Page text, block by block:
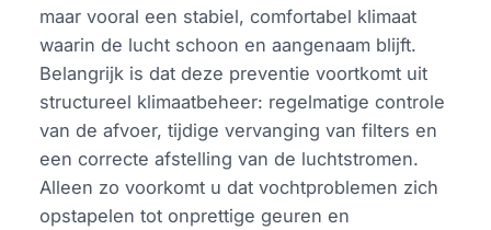
maar vooral een stabiel, comfortabel klimaat
waarin de lucht schoon en aangenaam blijft.
Belangrijk is dat deze preventie voortkomt uit
structureel klimaatbeheer: regelmatige controle
van de afvoer, tijdige vervanging van filters en
een correcte afstelling van de luchtstromen.
Alleen zo voorkomt u dat vochtproblemen zich
opstapelen tot onprettige geuren en